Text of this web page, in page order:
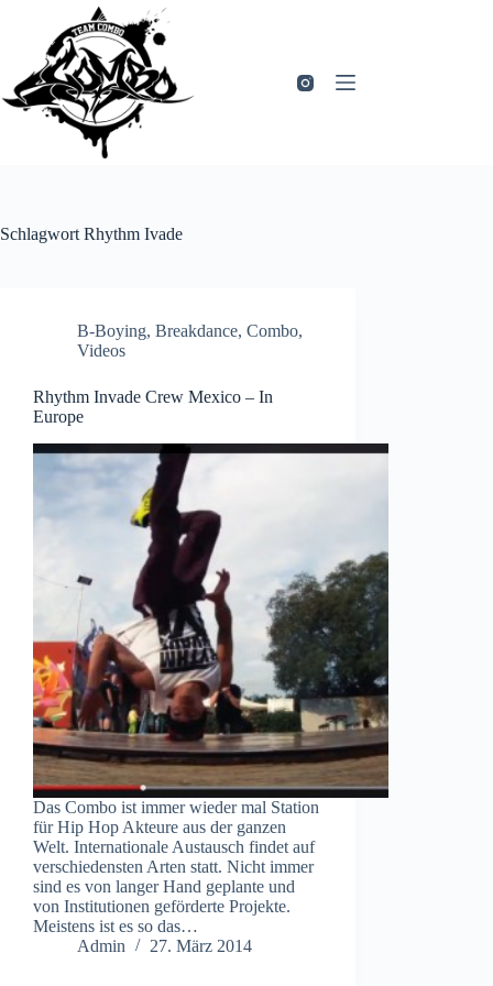
springen
Schlagwort Rhythm Ivade
B-Boying, Breakdance, Combo,
Videos
Rhythm Invade Crew Mexico – In
Europe
Das Combo ist immer wieder mal Station
für Hip Hop Akteure aus der ganzen
Welt. Internationale Austausch findet auf
verschiedensten Arten statt. Nicht immer
sind es von langer Hand geplante und
von Institutionen geförderte Projekte.
Meistens ist es so das…
Admin
27. März 2014